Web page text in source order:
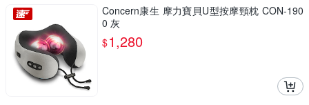
Concern康生 摩力寶貝U型按摩頸枕 CON-190
0 灰
$1,280